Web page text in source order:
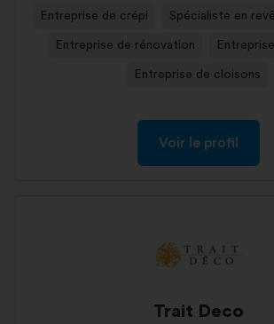
Entreprise de crépi Spécialiste en
Entreprise de rénovation
Entreprise de cloisons
Voir le profil
Trait Deco